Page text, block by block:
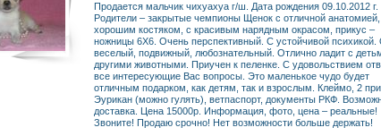
Продается мальчик чихуахуа г/ш. Дата рождения 09.10.2012 г.
Родители – закрытые чемпионы Щенок с отличной анатомией,
хорошим костяком, с красивым нарядным окрасом, прикус –
ножницы 6Х6. Очень перспективный. С устойчивой психикой.
веселый, подвижный, любознательный. Отлично ладит с
другими животными. Приучен к пеленке. С удовольствием
все интересующие Вас вопросы. Это маленькое чудо будет
отличным подарком, как детям, так и взрослым. Клеймо, 2
Эурикан (можно гулять), ветпаспорт, документы РКФ.
доставка. Цена 15000р. Информация, фото, цена – реальные!
Звоните! Продаю срочно! Нет возможности больше держать!